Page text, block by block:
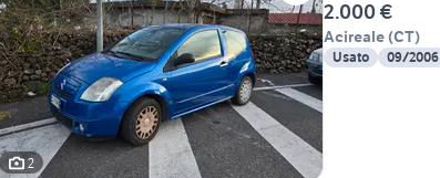
2
2.000 €
Acireale (CT)
Usato 09/2006